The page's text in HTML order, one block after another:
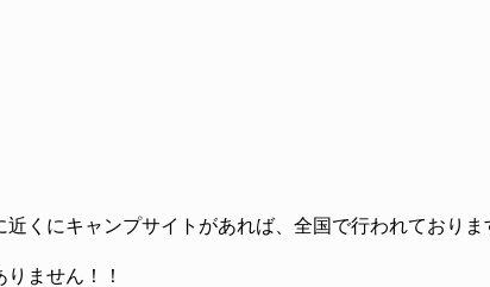
くにキャンプサイトがあれば、全国で行われており
ません！！